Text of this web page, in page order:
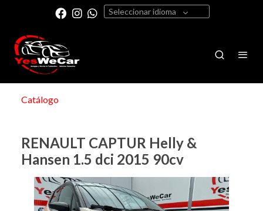
Seleccionar idioma
Catálogo
RENAULT CAPTUR Helly &
Hansen 1.5 dci 2015 90cv